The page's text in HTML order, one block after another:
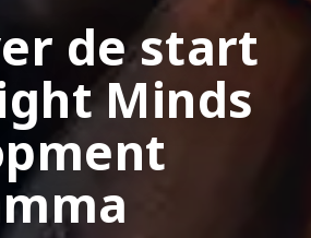
de start
Minds